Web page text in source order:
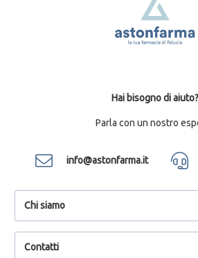
Hai bisogno di aiuto?
Parla con un nostro
info@astonfarma.it
Chi siamo
Contatti